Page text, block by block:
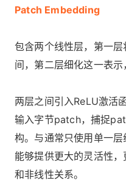
Patch Embedding
包含两个线性层，第一
间，第二层细化这一表示
两层之间引入ReLU激活
输入字节patch，捕捉
构。与通常只使用单一层
能够提供更大的灵活性
和非线性关系。